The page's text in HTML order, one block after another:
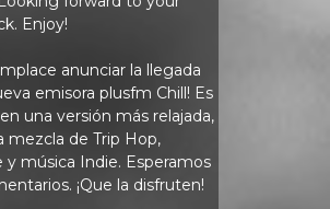
Enjoy!
anunciar la llegada
emisora ​​plusfm Chill! Es
una versión más relajada,
mezcla de Trip Hop,
y música Indie. Esperamos
¡Que la disfruten!